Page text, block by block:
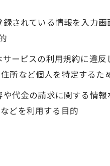
されている情報を入力
ービスの利用規約に違
所など個人を特定するた
代金の請求に関する情
どを利用する目的